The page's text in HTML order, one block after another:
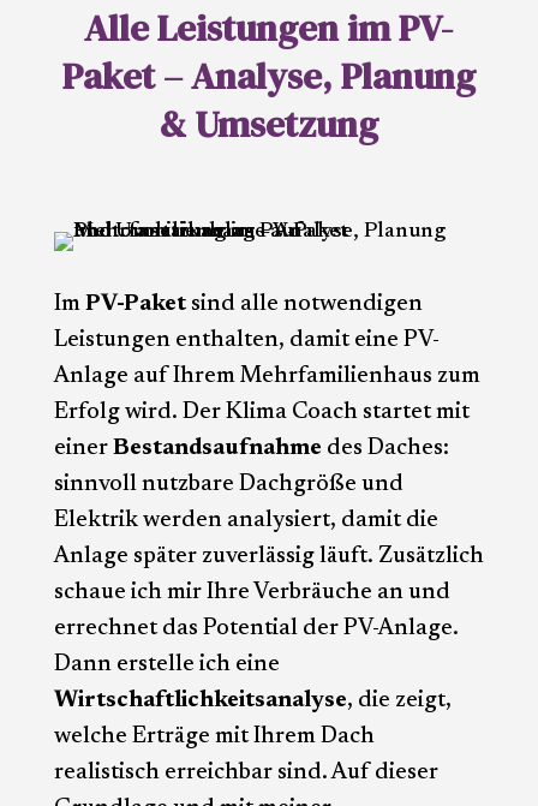
Alle Leistungen im PV-
Paket – Analyse, Planung
& Umsetzung
Im PV-Paketsind alle notwendigen
Leistungen enthalten, damit eine PV-
Anlage auf Ihrem Mehrfamilienhaus zum
Erfolg wird. Der Klima Coach startet mit
einer Bestandsaufnahme des Daches:
sinnvoll nutzbare Dachgröße und
Elektrik werden analysiert, damit die
Anlage später zuverlässig läuft. Zusätzlich
schaue ich mir Ihre Verbräuche an und
errechnet das Potential der PV-Anlage.
Dann erstelle ich eine
Wirtschaftlichkeitsanalyse, die zeigt,
welche Erträge mit Ihrem Dach
realistisch erreichbar sind. Auf dieser